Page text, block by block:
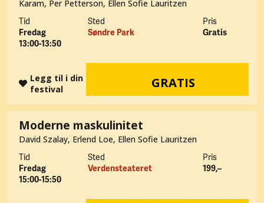
Karam, Per Petterson, Ellen Sofie Lauritzen
Tid
Fredag
13:00-13:50
Sted
Søndre Park
Pris
Gratis
GRATIS
Legg til i din
festival
Moderne maskulinitet
David Szalay, Erlend Loe, Ellen Sofie Lauritzen
Tid
Fredag
15:00-15:50
Sted
Verdensteateret
Pris
199,–